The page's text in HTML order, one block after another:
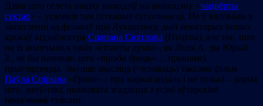
Дзіва што сёлета паціху выходзіў на авансцэну «чацвёрты
сектар» – усялякія там сеткавыя супольнасці. Не ў вялізным я
захапленні ад фільмаў пра Лукашэнку, дый некаторых іншых
крокаў відэаблогера Сцяпана Святлова (Пуцілы), але тое, што
на іх апалчыліся такія «гіганты думкі», як Лілія А. ды Юрый
З., як бы намякае, што «трэба браць»… прынамсі
прыглядзецца. Змушае мысліць (=існаваць) таксама фільм
Паўла Спірына «Грань» – пра наркагандаль і не толькі – дарма
што, зноў-такі, цяжкавата згадзіцца з усімі аўтарскімі
прад’явамітэзісамі.